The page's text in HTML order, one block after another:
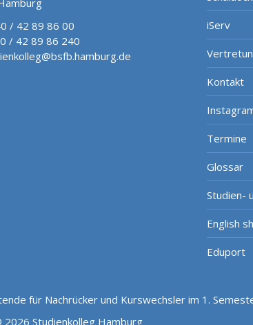
/ 42 89 86 00
/ 42 89 86 240
iServ
Kontakt
Termine
Glossar
Studien-
English
Eduport
für Nachrücker und Kurswechsler im 1.
Studienkolleg Hamburg